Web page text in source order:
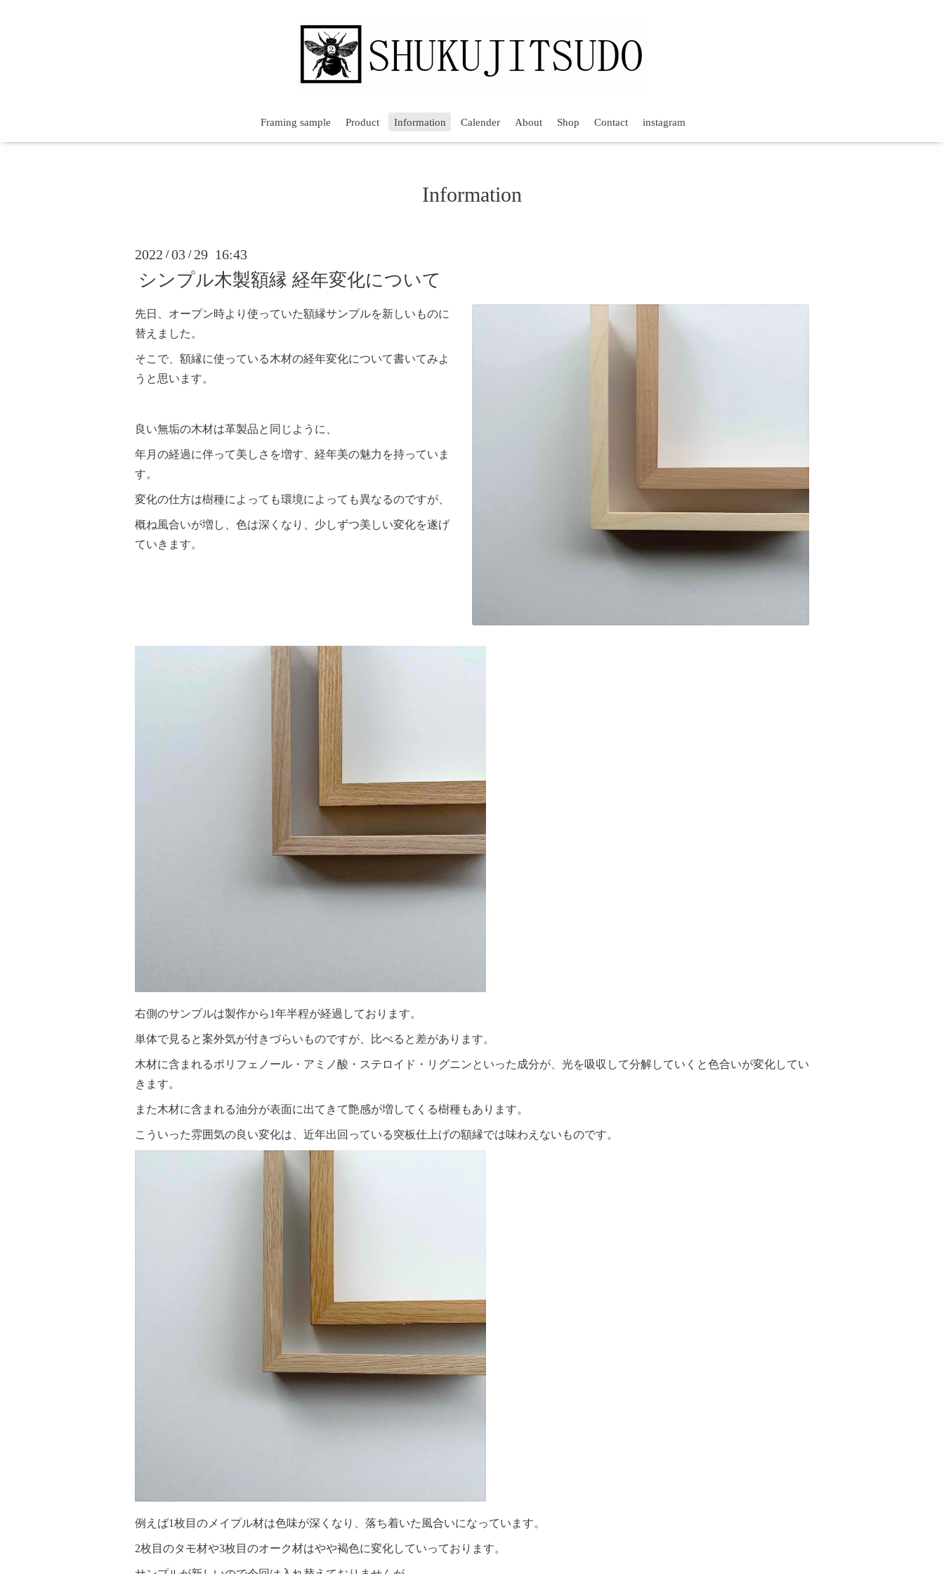
Framing sample Product Information Calender About Shop Contact instagram
Information
2022 /03 / 29 16:43
シンプル木製額縁 経年変化について
先日、オープン時より使っていた額縁サンプルを新しいものに
替えました。
そこで、額縁に使っている木材の経年変化について書いてみよ
うと思います。
良い無垢の木材は革製品と同じように、
年月の経過に伴って美しさを増す、経年美の魅力を持っていま
す。
変化の仕方は樹種によっても環境によっても異なるのですが、
概ね風合いが増し、色は深くなり、少しずつ美しい変化を遂げ
ていきます。
右側のサンプルは製作から1年半程が経過しております。
単体で見ると案外気が付きづらいものですが、比べると差があります。
木材に含まれるポリフェノール・アミノ酸・ステロイド・リグニンといった成分が、光を吸収して分解していくと色合いが変化してい
きます。
また木材に含まれる油分が表面に出てきて艶感が増してくる樹種もあります。
こういった雰囲気の良い変化は、近年出回っている突板仕上げの額縁では味わえないものです。
例えば1枚目のメイプル材は色味が深くなり、落ち着いた風合いになっています。
2枚目のタモ材や3枚目のオーク材はやや褐色に変化していっております。